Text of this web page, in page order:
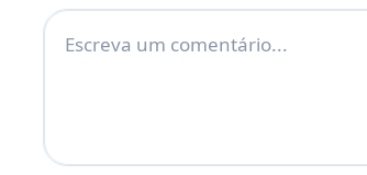
Comentário